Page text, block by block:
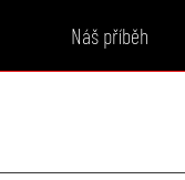
Náš příběh